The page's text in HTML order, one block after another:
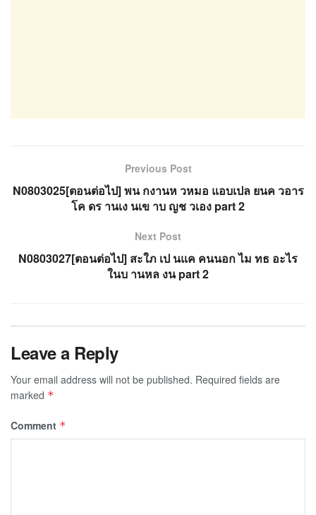
Previous Post
N0803025[ตอนต่อไป] พน กงานห วหมอ แอบเปล ยนค วอาร
โค ดร านเง นเข าบ ญช วเอง part 2
Next Post
N0803027[ตอนต่อไป] สะใภ เป นแค คนนอก ไม ทธ อะไร
ในบ านหล งน part 2
Leave a Reply
Your email address will not be published. Required fields are
marked *
Comment *